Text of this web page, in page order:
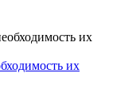
их